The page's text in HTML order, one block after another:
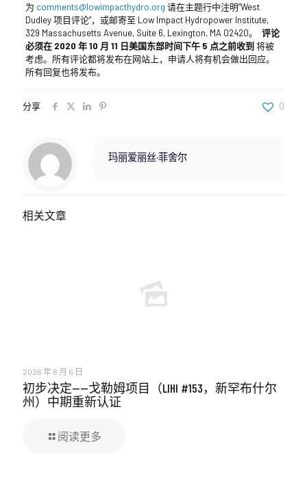
为 comments@lowimpacthydro.org 请在主题行中注明“West
Dudley 项目评论”，或邮寄至 Low Impact Hydropower Institute,
329 Massachusetts Avenue, Suite 6, Lexington, MA 02420。 评论
必须在 2020 年 10 月 11 日美国东部时间下午 5 点之前收到 将被
考虑。所有评论都将发布在网站上，申请人将有机会做出回应。
所有回复也将发布。
分享 0
玛丽爱丽丝·菲舍尔
相关文章
2026 年 8 月 6 日
初步决定——戈勒姆项目（LIHI #153，新罕布什尔
州）中期重新认证
阅读更多